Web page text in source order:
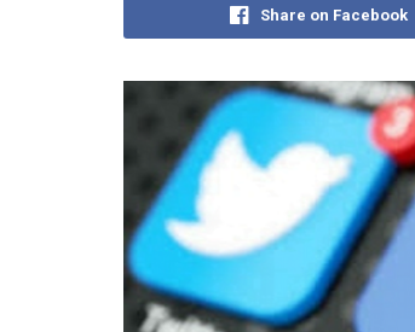
Share on Facebook